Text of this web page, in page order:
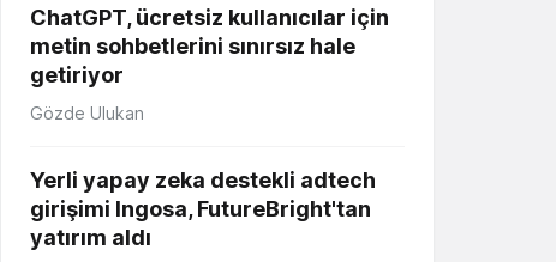
ChatGPT, ücretsiz kullanıcılar için
metin sohbetlerini sınırsız hale
getiriyor
Gözde Ulukan
Yerli yapay zeka destekli adtech
girişimi Ingosa, FutureBright'tan
yatırım aldı